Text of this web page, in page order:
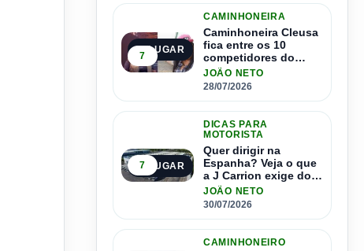
3º LUGAR
7
CAMINHONEIRA
Caminhoneira Cleusa
fica entre os 10
competidores do
Master Driver Brasil
JOÃO NETO
28/07/2026
4º LUGAR
7
DICAS PARA
MOTORISTA
Quer dirigir na
Espanha? Veja o que
a J Carrion exige dos
brasileiros
JOÃO NETO
30/07/2026
CAMINHONEIRO